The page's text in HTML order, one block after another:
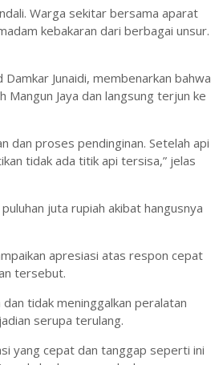
Warga sekitar bersama aparat
kebakaran dari berbagai unsur.
Junaidi, membenarkan bahwa
Jaya dan langsung terjun ke
dan proses pendinginan. Setelah api
tidak ada titik api tersisa,” jelas
juta rupiah akibat hangusnya
apresiasi atas respon cepat
tersebut.
tidak meninggalkan peralatan
serupa terulang.
yang cepat dan tanggap seperti ini